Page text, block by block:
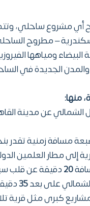
أي مشروع ساحلي،
171 على طريق
البيضاء ومياهها
والمدن الجديدة في
منها:
الشمالي عن مدينة
مسافة زمنية تقدر
إلى مطار العلمين
20دقيقة عن قلب
على بعد35
مشاريع كبرى مثل قرية